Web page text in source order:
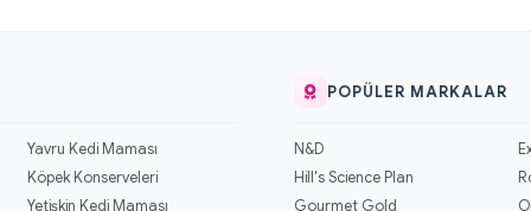
Yavru Kedi Maması
Köpek Konserveleri
Yetişkin Kedi Maması
POPÜLER MARKALAR
N&D
Hill's Science Plan
Gourmet Gold